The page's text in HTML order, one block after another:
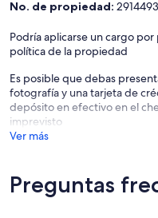
No. de propiedad: 2914493
Podría aplicarse un cargo
política de la propiedad
Es posible que debas
fotografía y una tarjeta de
depósito en efectivo en el
imprevisto
Ver más
Preguntas